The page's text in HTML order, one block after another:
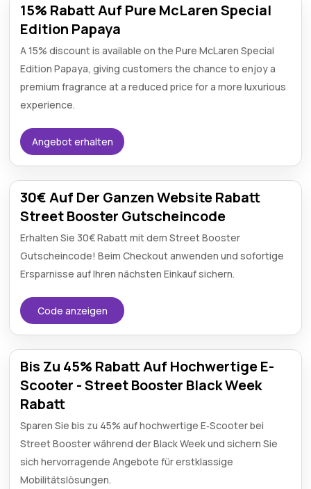
15% Rabatt Auf Pure McLaren Special
Edition Papaya
A 15% discount is available on the Pure McLaren Special
Edition Papaya, giving customers the chance to enjoy a
premium fragrance at a reduced price for a more luxurious
experience.
Angebot erhalten
30€ Auf Der Ganzen Website Rabatt
Street Booster Gutscheincode
Erhalten Sie 30€ Rabatt mit dem Street Booster
Gutscheincode! Beim Checkout anwenden und sofortige
Ersparnisse auf Ihren nächsten Einkauf sichern.
Code anzeigen
Bis Zu 45% Rabatt Auf Hochwertige E-
Scooter - Street Booster Black Week
Rabatt
Sparen Sie bis zu 45% auf hochwertige E‑Scooter bei
Street Booster während der Black Week und sichern Sie
sich hervorragende Angebote für erstklassige
Mobilitätslösungen.